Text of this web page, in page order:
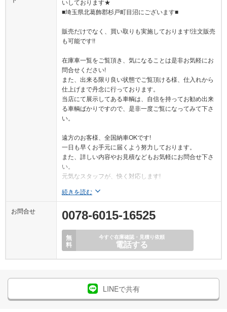
■埼玉県北葛飾郡杉戸町目沼にございます■
販売だけでなく、買い取りも実施しております!注文販売
も可能です!!
在庫車一覧をご覧頂き、気になることは是非お気軽にお
問合せください!
また、出来る限り良い状態でご覧頂ける様、仕入れから
仕上げまで丹念に行っております。
当店にて展示してある車輌は、自信を持ってお勧め出来
る車輌ばかりですので、是非一度ご覧になってみて下さ
い。
遠方のお客様、全国納車OKです!
一日も早くお手元に届くよう努力しております。
また、詳しい内容やお見積などもお気軽にお問合せ下さ
い。
元気なスタッフが、快く対応します!
続きを読む
お問合せ 0078-6015-16525
無
料
今すぐ在庫確認・見積り依頼
電話する
LINEで共有